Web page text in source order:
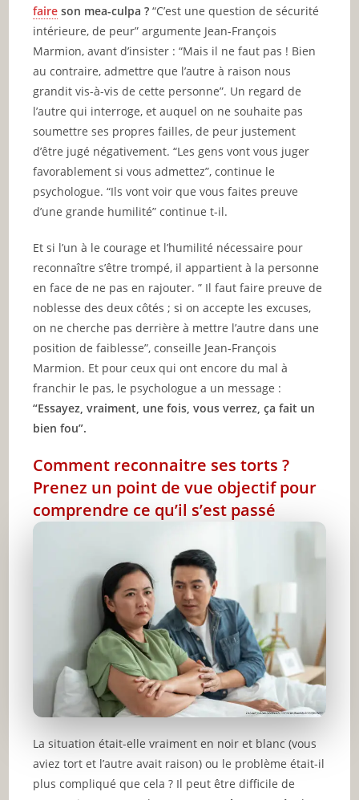
faire son mea-culpa ?“C’est une question de sécurité
intérieure, de peur” argumente Jean-François
Marmion, avant d’insister : “Mais il ne faut pas ! Bien
au contraire, admettre que l’autre à raison nous
grandit vis-à-vis de cette personne”. Un regard de
l’autre qui interroge, et auquel on ne souhaite pas
soumettre ses propres failles, de peur justement
d’être jugé négativement. “Les gens vont vous juger
favorablement si vous admettez”, continue le
psychologue. “Ils vont voir que vous faites preuve
d’une grande humilité” continue t-il.
Et si l’un à le courage et l’humilité nécessaire pour
reconnaître s’être trompé, il appartient à la personne
en face de ne pas en rajouter. ” Il faut faire preuve de
noblesse des deux côtés ; si on accepte les excuses,
on ne cherche pas derrière à mettre l’autre dans une
position de faiblesse”, conseille Jean-François
Marmion. Et pour ceux qui ont encore du mal à
franchir le pas, le psychologue a un message :
“Essayez, vraiment, une fois, vous verrez, ça fait un
bien fou”.
Comment reconnaitre ses torts ?
Prenez un point de vue objectif pour
comprendre ce qu’il s’est passé
La situation était-elle vraiment en noir et blanc (vous
aviez tort et l’autre avait raison) ou le problème était-il
plus compliqué que cela ? Il peut être difficile de